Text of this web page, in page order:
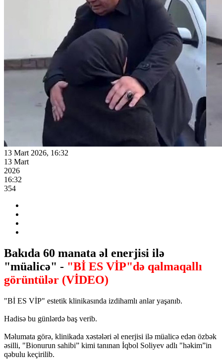
13 Mart 2026, 16:32
13 Mart
2026
16:32
354
Bakıda 60 manata əl enerjisi ilə
"müalicə" - "Bİ ES VİP"də qalmaqallı
görüntülər (VİDEO)
"Bİ ES VİP" estetik klinikasında izdihamlı anlar yaşanıb.
Hadisə bu günlərdə baş verib.
Məlumata görə, klinikada xəstələri əl enerjisi ilə müalicə edən özbək
əsilli, "Bionurun sahibi” kimi tanınan İqbol Soliyev adlı "həkim”in
qəbulu keçirilib.